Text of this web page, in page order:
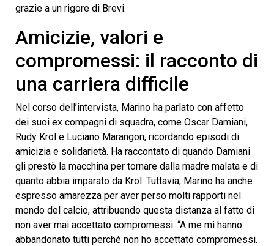
grazie a un rigore di Brevi.
Amicizie, valori e
compromessi: il racconto di
una carriera difficile
Nel corso dell’intervista, Marino ha parlato con affetto
dei suoi ex compagni di squadra, come Oscar Damiani,
Rudy Krol e Luciano Marangon, ricordando episodi di
amicizia e solidarietà. Ha raccontato di quando Damiani
gli prestò la macchina per tornare dalla madre malata e di
quanto abbia imparato da Krol. Tuttavia, Marino ha anche
espresso amarezza per aver perso molti rapporti nel
mondo del calcio, attribuendo questa distanza al fatto di
non aver mai accettato compromessi. “A me mi hanno
abbandonato tutti perché non ho accettato compromessi.